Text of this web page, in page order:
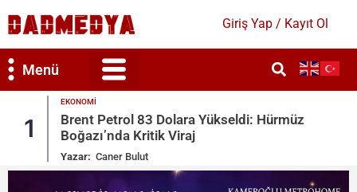
Giriş Yap / Kayıt Ol
Menü
2
Mekke Savunma Anlaşması: Türkiye,
Arabistan, Pakistan
Yazar: